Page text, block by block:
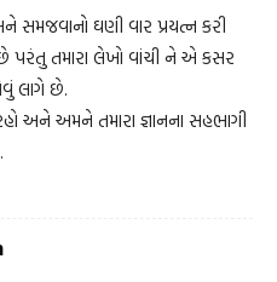
સમજવાનો ઘણી વાર પ્રયત્ન કરી
પરંતુ તમારા લેખો વાંચી ને એ કસર
લાગે છે.
અમને તમારા જ્ઞાનના સહભાગી